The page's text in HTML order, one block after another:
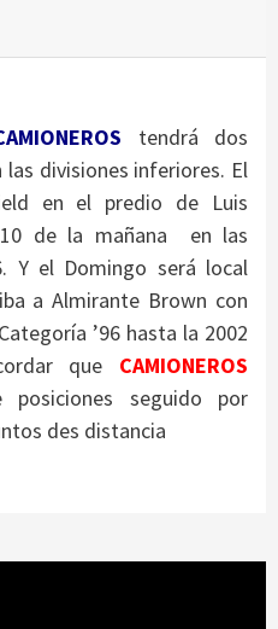
tendrá dos
divisiones inferiores. El
en el predio de Luis
de la mañana en las
Y el Domingo será local
a Almirante Brown con
’96 hasta la 2002
que CAMIONEROS
seguido por
des distancia